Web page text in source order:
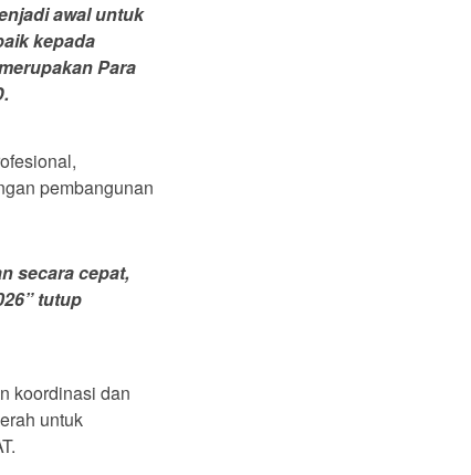
awal untuk
kepada
Para
pembangunan
secara cepat,
tutup
koordinasi dan
untuk